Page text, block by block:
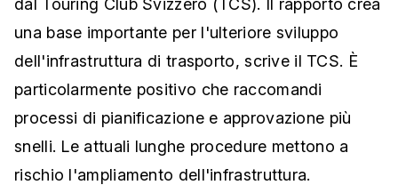
dal Touring Club Svizzero (TCS). Il rapporto crea
una base importante per l'ulteriore sviluppo
dell'infrastruttura di trasporto, scrive il TCS. È
particolarmente positivo che raccomandi
processi di pianificazione e approvazione più
snelli. Le attuali lunghe procedure mettono a
rischio l'ampliamento dell'infrastruttura.